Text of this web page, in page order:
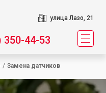
улица Лазо, 21
350-44-53
/ Замена датчиков